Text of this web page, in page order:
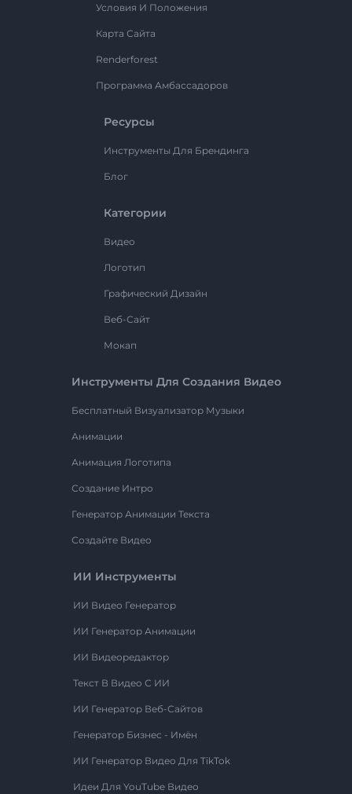
Условия И Положения
Карта Сайта
Renderforest
Программа Амбассадоров
Ресурсы
Инструменты Для Брендинга
Блог
Категории
Видео
Логотип
Графический Дизайн
Веб-Сайт
Мокап
Инструменты Для Создания Видео
Бесплатный Визуализатор Музыки
Анимации
Анимация Логотипа
Создание Интро
Генератор Анимации Текста
Создайте Видео
ИИ Инструменты
ИИ Видео Генератор
ИИ Генератор Анимации
ИИ Видеоредактор
Текст В Видео С ИИ
ИИ Генератор Веб-Сайтов
Генератор Бизнес - Имён
ИИ Генератор Видео Для TikTok
Идеи Для YouTube Видео